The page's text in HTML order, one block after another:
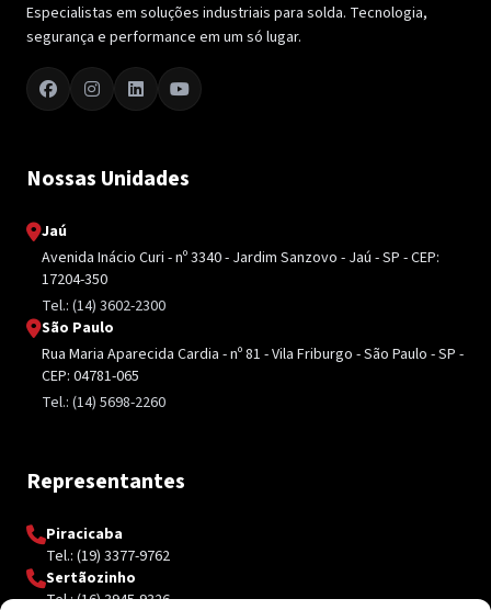
Especialistas em soluções industriais para solda. Tecnologia,
segurança e performance em um só lugar.
Nossas Unidades
Jaú
Avenida Inácio Curi - nº 3340 - Jardim Sanzovo - Jaú - SP - CEP:
17204-350
Tel.: (14) 3602-2300
São Paulo
Rua Maria Aparecida Cardia - nº 81 - Vila Friburgo - São Paulo - SP -
CEP: 04781-065
Tel.: (14) 5698-2260
Representantes
Piracicaba
Tel.: (19) 3377-9762
Sertãozinho
Tel.: (16) 3945-9326